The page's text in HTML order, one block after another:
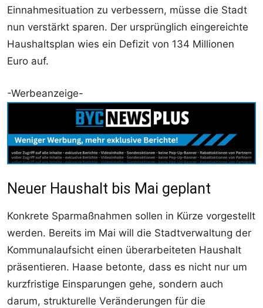
Einnahmesituation zu verbessern, müsse die Stadt
nun verstärkt sparen. Der ursprünglich eingereichte
Haushaltsplan wies ein Defizit von 134 Millionen
Euro auf.
-Werbeanzeige-
Neuer Haushalt bis Mai geplant
Konkrete Sparmaßnahmen sollen in Kürze vorgestellt
werden. Bereits im Mai will die Stadtverwaltung der
Kommunalaufsicht einen überarbeiteten Haushalt
präsentieren. Haase betonte, dass es nicht nur um
kurzfristige Einsparungen gehe, sondern auch
darum, strukturelle Veränderungen für die